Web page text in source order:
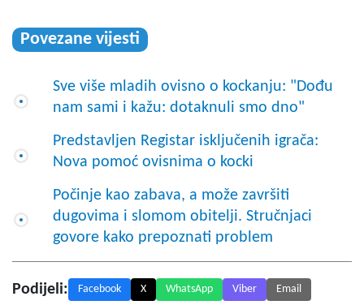
Povezane vijesti
Sve više mladih ovisno o kockanju: "Dođu
nam sami i kažu: dotaknuli smo dno"
Predstavljen Registar isključenih igrača:
Nova pomoć ovisnima o kocki
Počinje kao zabava, a može završiti
dugovima i slomom obitelji. Stručnjaci
govore kako prepoznati problem
Podijeli: Facebook X WhatsApp Viber Email